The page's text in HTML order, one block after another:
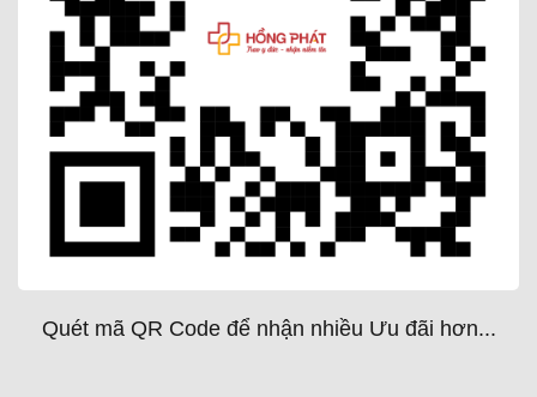
Quét mã QR Code để nhận nhiều Ưu đãi hơn...